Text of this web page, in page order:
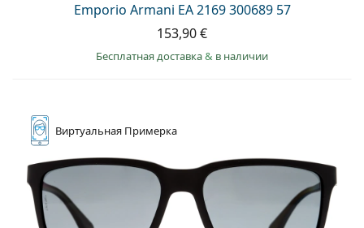
Emporio Armani EA 2169 300689 57
153,90 €
Бесплатная доставка& в наличии
Виртуальная Примерка